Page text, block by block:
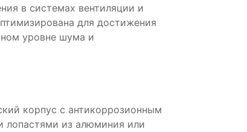
в системах вентиляции и
для достижения
уровне шума и
корпус с антикоррозионным
лопастями из алюминия или